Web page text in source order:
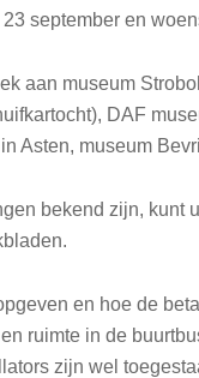
september en
aan museum
DAF
Asten, museum
bekend zijn,
en hoe de
ruimte in de
zijn wel